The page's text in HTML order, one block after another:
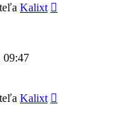
Kalixt
09:47
Kalixt